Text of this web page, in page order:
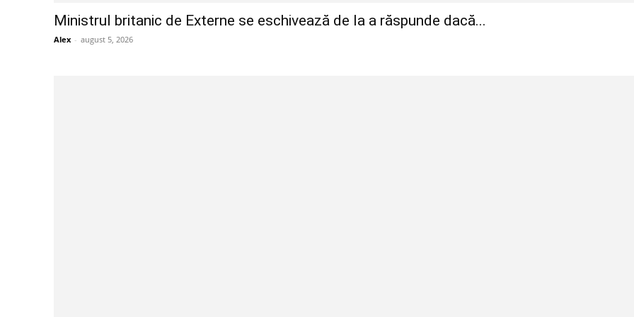
Ministrul britanic de Externe se eschivează de la a răspunde dacă...
Alex - august 5, 2026